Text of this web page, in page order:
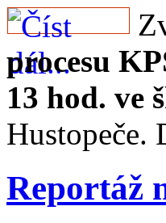
procesu
13 hod. ve
Hustopeče.
Reportáž